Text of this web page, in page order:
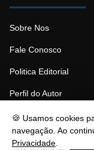
🍪 Usamos cookies
navegação. Ao
Privacidade
Sobre Nos
Fale Conosco
Politica Editorial
Perfil do Autor